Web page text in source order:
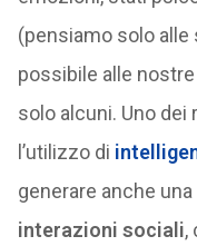
(pensiamo solo alle
possibile alle
solo alcuni. Uno
l’utilizzo di
generare anche una
interazioni sociali,